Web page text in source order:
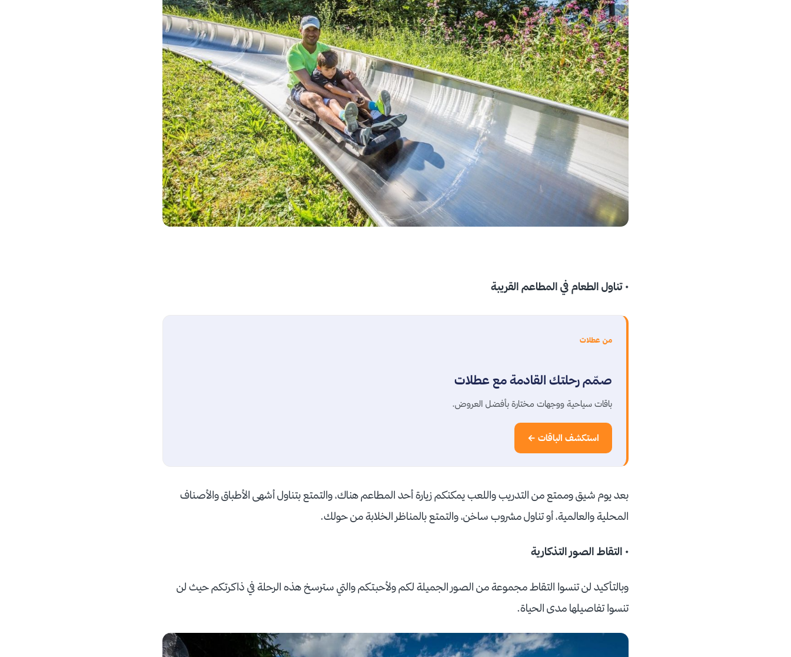
• تناول الطعام في المطاعم القريبة
من عطلات
صمّم رحلتك القادمة مع عطلات
باقات سياحية ووجهات مختارة بأفضل العروض.
استكشف الباقات ←
بعد يوم شيق وممتع من التدريب واللعب يمكنكم زيارة أحد المطاعم هناك، والتمتع بتناول أشهى الأطباق والأصناف
المحلية والعالمية، أو تناول مشروب ساخن، والتمتع بالمناظر الخلابة من حولك.
• التقاط الصور التذكارية
وبالتأكيد لن تنسوا التقاط مجموعة من الصور الجميلة لكم ولأحبتكم والتي سترسخ هذه الرحلة في ذاكرتكم حيث لن
تنسوا تفاصيلها مدى الحياة.